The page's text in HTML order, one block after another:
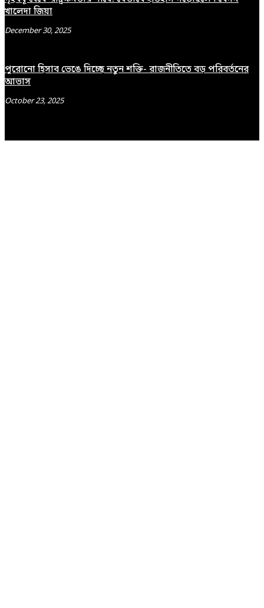
খালেদা জিয়া
December 30, 2025
পুরোনো হিসাব ভেঙে দিচ্ছে নতুন শক্তি- রাজনীতিতে বড় পরিবর্তনের
আভাস
October 23, 2025